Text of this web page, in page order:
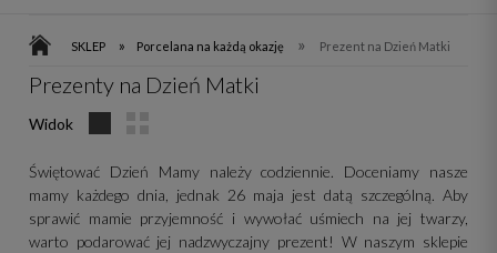
SKLEP » Porcelana na każdą okazję » Prezent na Dzień Matki
Prezenty na Dzień Matki
Widok
Świętować Dzień Mamy należy codziennie. Doceniamy nasze
mamy każdego dnia, jednak 26 maja jest datą szczególną. Aby
sprawić mamie przyjemność i wywołać uśmiech na jej twarzy,
warto podarować jej nadzwyczajny prezent! W naszym sklepie